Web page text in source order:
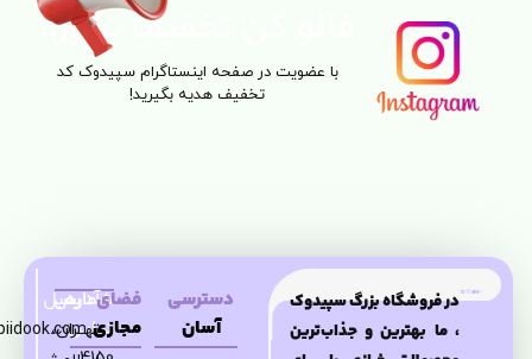
فالو کن تخفیف بگیر!!
با عضویت در صفحه اینستاگرام سپیدوک کد
تخفیف هدیه بگیرید!
در فروشگاه بزرگ سپیدوک
، ما بهترین و جذاب‌ترین
فضای
مجازی
شماره
تماس
آدرس
تهــران،
ایمیل
دسترسی
آسان